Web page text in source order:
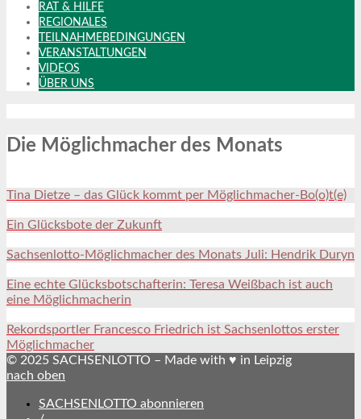
RAT & HILFE
REGIONALES
TEILNAHMEBEDINGUNGEN
VERANSTALTUNGEN
VIDEOS
ÜBER UNS
Die Möglichmacher des Monats
Tina Dietze – das Glück kommt per Möglichmacher-Bo(o)t(e)
Ein Glücksbote der Zukunft
Sachsenlotto-Möglichmacher des Monats Juli: Hendrik Duryn
Eine echte Glücksbotschafterin: Teresa Weißbach ist auch
eine Möglichmacherin
Rekordsportler Francesco Friedrich ist Sachsenlottos erster
Möglichmacher
© 2025 SACHSENLOTTO – Made with ♥ in Leipzig
nach oben
SACHSENLOTTO abonnieren